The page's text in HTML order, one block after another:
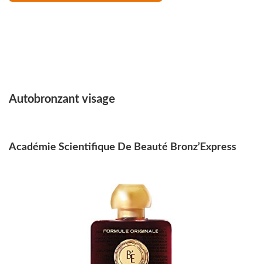
Autobronzant visage
Académie Scientifique De Beauté Bronz’Express